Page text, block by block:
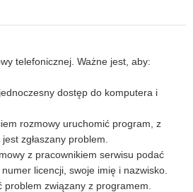
telefonicznej. Ważne jest, aby:
dostęp do komputera i
rozmowy uruchomić program, z
zgłaszany problem.
z pracownikiem serwisu podać
licencji, swoje imię i nazwisko.
problem związany z programem.